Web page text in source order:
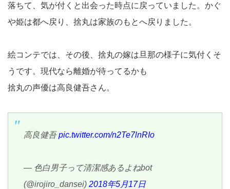
落ちて、気が付くと出会った時点に戻っていました。かぐ
や姫は都へ戻り、捨丸は家族のもとへ戻りました。
絵コンテでは、その後、捨丸の嫁は旦那の様子に気付くそ
うです。現代なら離婚が待ってるかも
捨丸の声優は高良健吾さん。
高良健吾pic.twitter.com/n2Te7lnRIo
— 色白男子って清潔感あるよねbot
(@irojiro_dansei) 2018年5月17日